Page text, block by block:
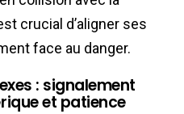
crucial d’aligner ses
face au danger.
: signalement
et patience